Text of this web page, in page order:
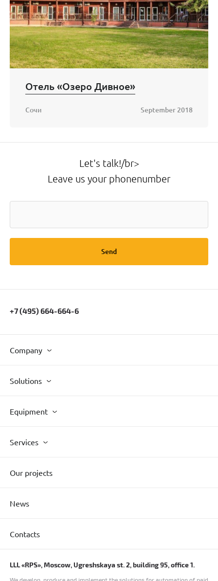
Отель «Озеро Дивное»
Сочи September 2018
Let's talk!/br>
Leave us your phonenumber
Send
+7 (495) 664-664-6
Company
Solutions
Equipment
Services
Our projects
News
Contacts
LLL «RPS», Moscow, Ugreshskaya st. 2, building 95, office 1.
We develop, produce and implement the solutions for automation of paid